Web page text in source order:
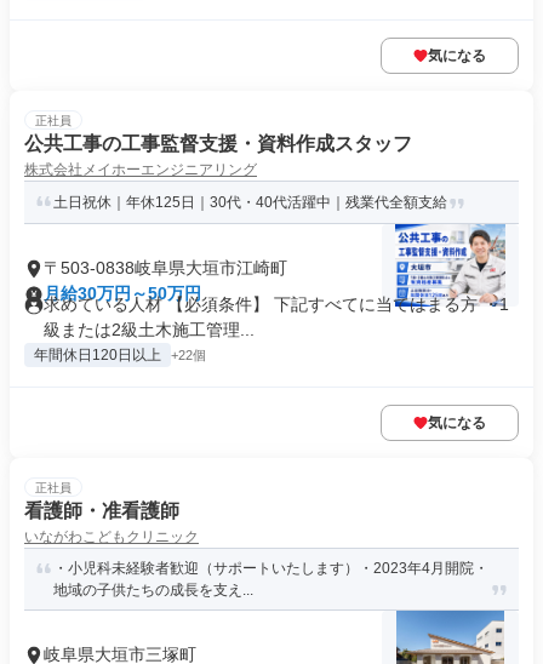
気になる
正社員
公共工事の工事監督支援・資料作成スタッフ
株式会社メイホーエンジニアリング
土日祝休｜年休125日｜30代・40代活躍中｜残業代全額支給
〒503-0838岐阜県大垣市江崎町
月給30万円～50万円
求めている人材 【必須条件】 下記すべてに当てはまる方 ・1
級または2級土木施工管理...
年間休日120日以上 +22個
気になる
正社員
看護師・准看護師
いながわこどもクリニック
・小児科未経験者歓迎（サポートいたします）・2023年4月開院・
地域の子供たちの成長を支え...
岐阜県大垣市三塚町